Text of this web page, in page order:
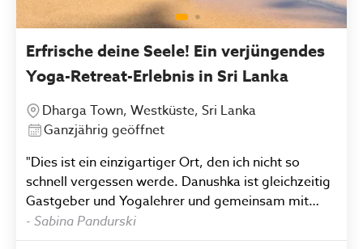
Erfrische deine Seele! Ein verjüngendes
Yoga-Retreat-Erlebnis in Sri Lanka
Dharga Town, Westküste, Sri Lanka
Ganzjährig geöffnet
"Dies ist ein einzigartiger Ort, den ich nicht so
schnell vergessen werde. Danushka ist gleichzeitig
Gastgeber und Yogalehrer und gemeinsam mit
seiner Familie und seinen Mitarbeitern tut er alles
dafür, dass sich seine Gäste rundum wohl fühlen.
- Sabina Pandurski